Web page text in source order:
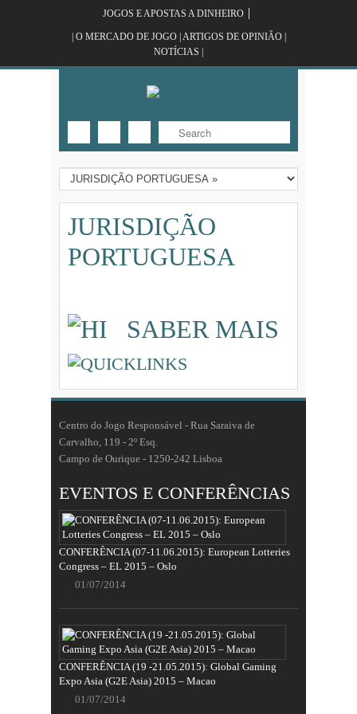
JOGOS E APOSTAS A DINHEIRO
| O MERCADO DE JOGO | ARTIGOS DE OPINIÃO |
NOTÍCIAS |
JURISDIÇÃO
PORTUGUESA
SABER MAIS
Centro do Jogo Responsável - Rua Saraiva de
Carvalho, 119 - 2º Esq.
Campo de Ourique - 1250-242 Lisboa
EVENTOS E CONFERÊNCIAS
CONFERÊNCIA (07-11.06.2015): European Lotteries
Congress – EL 2015 – Oslo
01/07/2014
CONFERÊNCIA (19 -21.05.2015): Global Gaming
Expo Asia (G2E Asia) 2015 – Macao
01/07/2014